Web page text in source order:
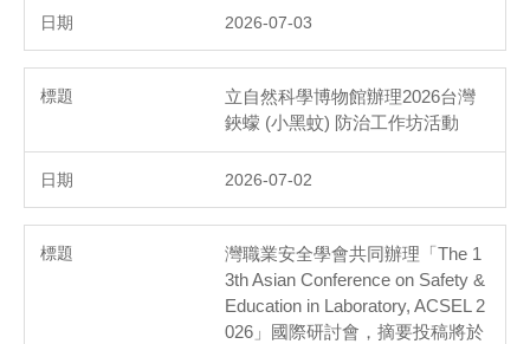
2026-07-03
立自然科學博物館辦理2026台灣
鋏蠓 (小黑蚊) 防治工作坊活動
2026-07-02
灣職業安全學會共同辦理「The 1
3th Asian Conference on Safety &
Education in Laboratory, ACSEL 2
026」國際研討會，摘要投稿將於